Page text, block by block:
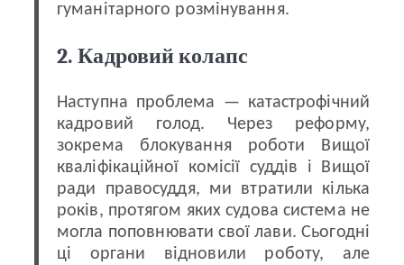
гуманітарного розмінування.
2. Кадровий колапс
Наступна проблема — катастрофічний
кадровий голод. Через реформу,
зокрема блокування роботи Вищої
кваліфікаційної комісії суддів і Вищої
ради правосуддя, ми втратили кілька
років, протягом яких судова система не
могла поповнювати свої лави. Сьогодні
ці органи відновили роботу, але